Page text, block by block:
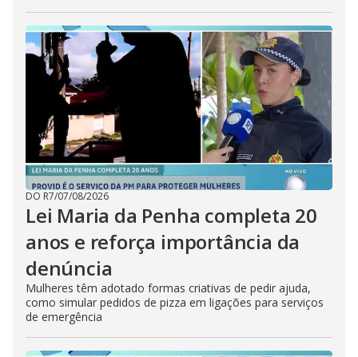
DO R7/07/08/2026
Lei Maria da Penha completa 20
anos e reforça importância da
denúncia
Mulheres têm adotado formas criativas de pedir ajuda,
como simular pedidos de pizza em ligações para serviços
de emergência